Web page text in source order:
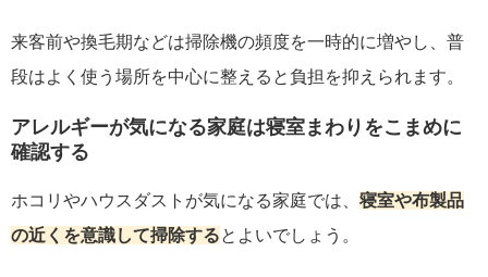
来客前や換毛期などは掃除機の頻度を一時的に増やし、普
段はよく使う場所を中心に整えると負担を抑えられます。
アレルギーが気になる家庭は寝室まわりをこまめに
確認する
ホコリやハウスダストが気になる家庭では、 寝室や布製品
の近くを意識して掃除するとよいでしょう。